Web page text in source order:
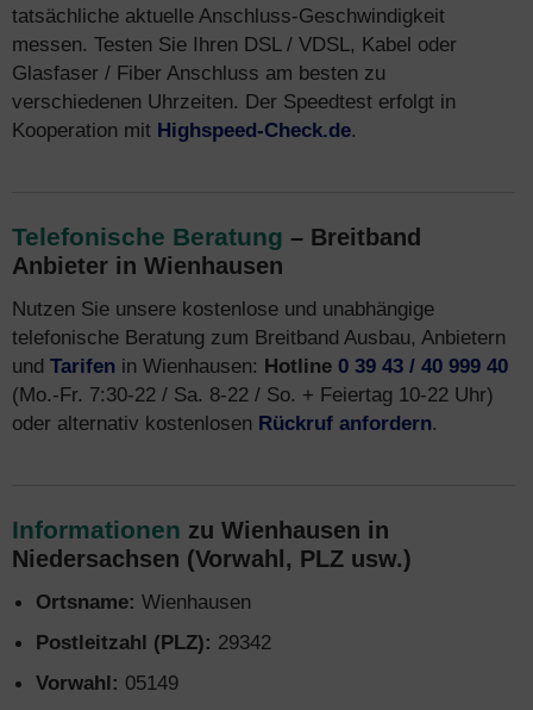
tatsächliche aktuelle Anschluss-Geschwindigkeit
messen. Testen Sie Ihren DSL / VDSL, Kabel oder
Glasfaser / Fiber Anschluss am besten zu
verschiedenen Uhrzeiten. Der Speedtest erfolgt in
Kooperation mit Highspeed-Check.de.
Telefonische Beratung – Breitband
Anbieter in Wienhausen
Nutzen Sie unsere kostenlose und unabhängige
telefonische Beratung zum Breitband Ausbau, Anbietern
und Tarifen in Wienhausen: Hotline 0 39 43 / 40 999 40
(Mo.-Fr. 7:30-22 / Sa. 8-22 / So. + Feiertag 10-22 Uhr)
oder alternativ kostenlosen Rückruf anfordern.
Informationen zu Wienhausen in
Niedersachsen (Vorwahl, PLZ usw.)
Ortsname: Wienhausen
Postleitzahl (PLZ): 29342
Vorwahl: 05149